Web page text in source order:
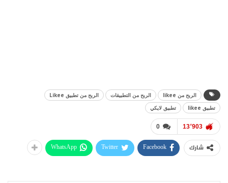
الربح من likee الربح من التطبيقات
الربح من تطبيق Likee
تطبيق likee
تطبيق لايكي
0 13٬903
شارك Facebook
Twitter
WhatsApp